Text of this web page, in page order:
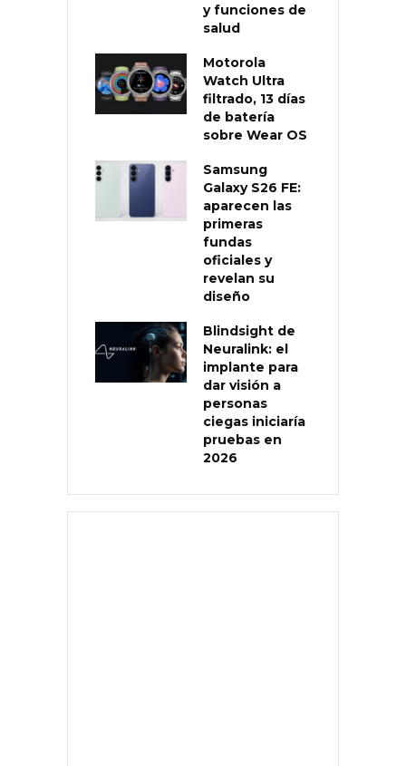
y funciones de
salud
Motorola
Watch Ultra
filtrado, 13 días
de batería
sobre Wear OS
Samsung
Galaxy S26 FE:
aparecen las
primeras
fundas
oficiales y
revelan su
diseño
Blindsight de
Neuralink: el
implante para
dar visión a
personas
ciegas iniciaría
pruebas en
2026